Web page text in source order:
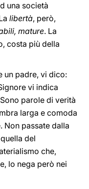
una società
libertà, però,
mature. La
costa più della
un padre, vi dico:
vi indica
parole di verità
larga e comoda
Non passate dalla
del
che,
lo nega però nei